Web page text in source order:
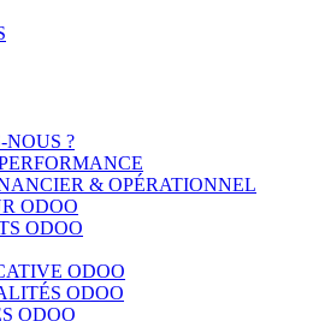
NOUS ?
& OPÉRATIONNEL
ODOO
ODOO
ODOO
ODOO
ODOO